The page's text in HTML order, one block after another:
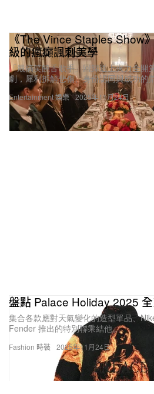
Entertainment 娛樂
《The Vince Staples Show
級的瘋癲諷刺美學
「最搞笑饒舌歌手」回歸送上火力全開
劇，犀利拆解悲傷、身份認同與成功的
2025年11月24日
Fashion 時裝
盤點 Palace Holiday 2025
集合各款應對天氣變化的造型單品、
Fender 推出的特別聯乘結他。
2025年11月24日